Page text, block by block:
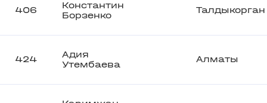
406
Константин
Борзенко
Талдыкорган
424
Адия
Утембаева
Алматы